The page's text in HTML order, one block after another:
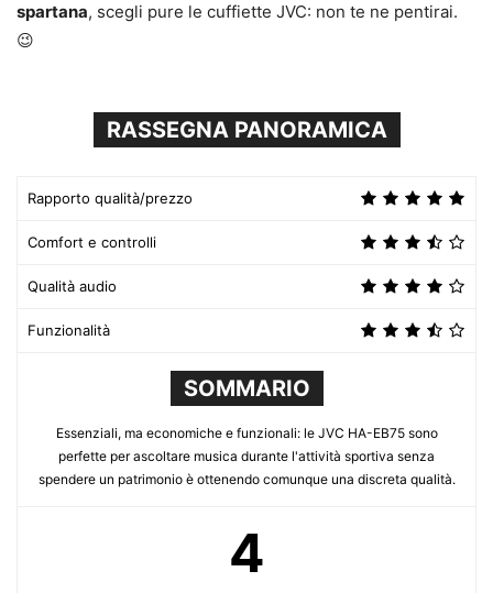
spartana, scegli pure le cuffiette JVC: non te ne pentirai.
😉
RASSEGNA PANORAMICA
Rapporto qualità/prezzo
Comfort e controlli
Qualità audio
Funzionalità
SOMMARIO
Essenziali, ma economiche e funzionali: le JVC HA-EB75 sono
perfette per ascoltare musica durante l'attività sportiva senza
spendere un patrimonio è ottenendo comunque una discreta qualità.
4